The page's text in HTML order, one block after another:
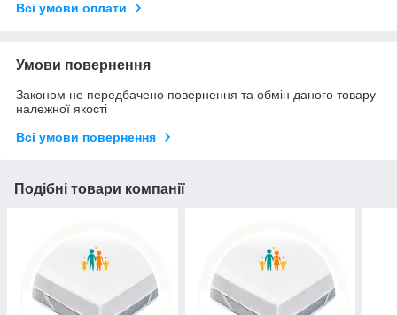
Всі умови оплати
Умови повернення
Законом не передбачено повернення та обмін даного товару
належної якості
Всі умови повернення
Подібні товари компанії